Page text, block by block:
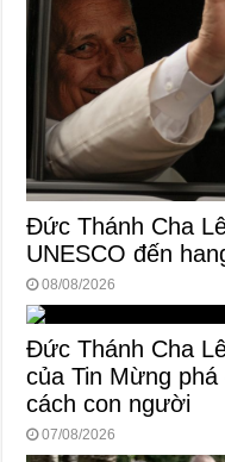
Đức Thánh Cha
UNESCO đến
08/08/2026
Đức Thánh Cha
của Tin Mừng
cách con người
07/08/2026